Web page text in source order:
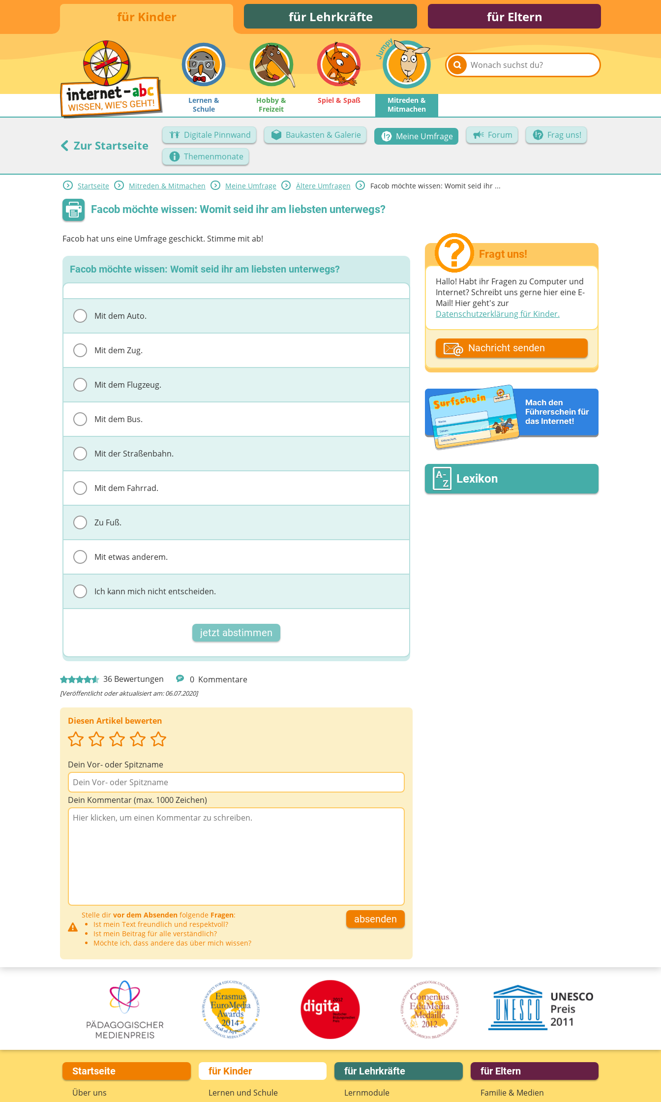
für Kinder für Lehrkräfte für Eltern
Lernen &
Schule
Hobby &
Freizeit
Spiel & Spaß
Mitreden &
Mitmachen
Zur Startseite
Digitale Pinnwand Baukasten & Galerie Meine Umfrage Forum
Frag uns!
Themenmonate
Startseite Mitreden & Mitmachen Meine Umfrage Ältere Umfragen Facob möchte wissen: Womit seid ihr ...
Facob möchte wissen: Womit seid ihr am liebsten unterwegs?
Facob hat uns eine Umfrage geschickt. Stimme mit ab!
Facob möchte wissen: Womit seid ihr am liebsten unterwegs?
Mit dem Auto.
Mit dem Zug.
Mit dem Flugzeug.
Mit dem Bus.
Mit der Straßenbahn.
Mit dem Fahrrad.
Zu Fuß.
Mit etwas anderem.
Ich kann mich nicht entscheiden.
jetzt abstimmen
36 Bewertungen 0 Kommentare
[Veröffentlicht oder aktualisiert am: 06.07.2020]
Diesen Artikel bewerten
Dein Vor- oder Spitzname
Dein Kommentar (max. 1000 Zeichen)
Stelle dir vor dem Absenden folgende Fragen:
Ist mein Text freundlich und respektvoll?
Ist mein Beitrag für alle verständlich?
Möchte ich, dass andere das über mich wissen?
absenden
Fragt uns!
Hallo! Habt ihr Fragen zu Computer und
Internet? Schreibt uns gerne hier eine E-
Mail! Hier geht's zur
Datenschutzerklärung für Kinder.
Dein Fantasiename
Deine E-Mail-Adresse (wenn du eine
Antwort möchtest)
Deine Nachricht
Nachricht senden
Lexikon
Startseite
Über uns
für Kinder
Lernen und Schule
für Lehrkräfte
Lernmodule
für Eltern
Familie & Medien